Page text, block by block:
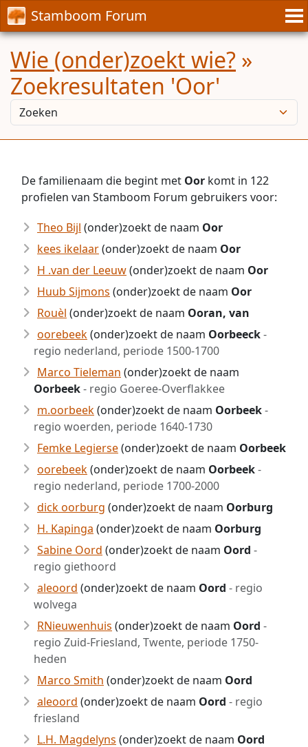
Stamboom Forum
Wie (onder)zoekt wie? »
Zoekresultaten 'Oor'
De familienaam die begint met Oor komt in 122
profielen van Stamboom Forum gebruikers voor:
Theo Bijl (onder)zoekt de naam Oor
kees ikelaar(onder)zoekt de naam Oor
H .van der Leeuw(onder)zoekt de naam Oor
Huub Sijmons (onder)zoekt de naam Oor
Rouèl (onder)zoekt de naam Ooran, van
oorebeek(onder)zoekt de naam Oorbeeck-
regio nederland, periode 1500-1700
Marco Tieleman (onder)zoekt de naam
Oorbeek- regio Goeree-Overflakkee
m.oorbeek(onder)zoekt de naam Oorbeek-
regio woerden, periode 1640-1730
Femke Legierse(onder)zoekt de naam Oorbeek
oorebeek(onder)zoekt de naam Oorbeek-
regio nederland, periode 1700-2000
dick oorburg (onder)zoekt de naam Oorburg
H. Kapinga (onder)zoekt de naam Oorburg
Sabine Oord (onder)zoekt de naam Oord -
regio giethoord
aleoord (onder)zoekt de naam Oord - regio
wolvega
RNieuwenhuis (onder)zoekt de naam Oord -
regio Zuid-Friesland, Twente, periode 1750-
heden
Marco Smith (onder)zoekt de naam Oord
aleoord (onder)zoekt de naam Oord - regio
friesland
L.H. Magdelyns (onder)zoekt de naam Oord